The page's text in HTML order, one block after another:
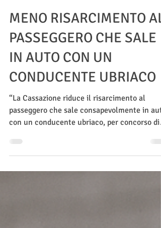
STUDIO LEGALE BRUSCHI
26 gen
Tempo di lettura: 2 min
MENO RISARCIMENTO AL
PASSEGGERO CHE SALE
IN AUTO CON UN
CONDUCENTE UBRIACO
“La Cassazione riduce il risarcimento al